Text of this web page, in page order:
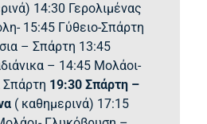
14:30 Γερολιμένας
15:45 Γύθειο-Σπάρτη
– Σπάρτη 13:45
– 14:45 Μολάοι-
Σπάρτη 19:30 Σπάρτη –
( καθημερινά) 17:15